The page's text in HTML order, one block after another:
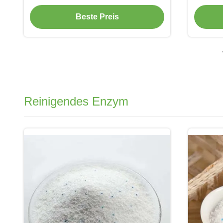
Strukturen
Beste Preis
Reinigendes Enzym